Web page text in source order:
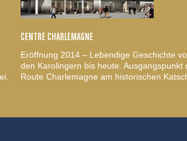
CENTRE CHARLEMAGNE
Eröffnung 2014 – Lebendige Geschichte
den Karolingern bis heute. Ausgangspunkt
Route Charlemagne am historischen